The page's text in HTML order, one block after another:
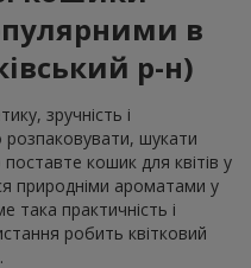
в
р-н)
зручність і
розпаковувати, шукати
кошик для квітів у
природніми ароматами у
така практичність і
робить квітковий